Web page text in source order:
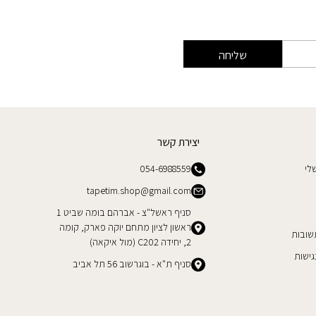
שליחה
יצירת קשר
054-6988559
tapetim.shop@gmail.com
סניף ראשל"צ - אברהם בומה שביט 1
ראשון לציון מתחם יוקה פארק, קומה
2, יחידה C202 (מול איקאה)
סניף ת"א - בוגרשוב 56 תל אביב